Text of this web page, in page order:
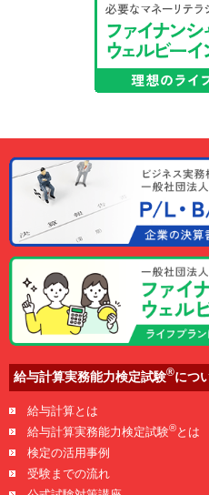
給与計算実務能力検定試験®につ
給与計算とは
給与計算実務能力検定試験®とは
検定の活用事例
受験までの流れ